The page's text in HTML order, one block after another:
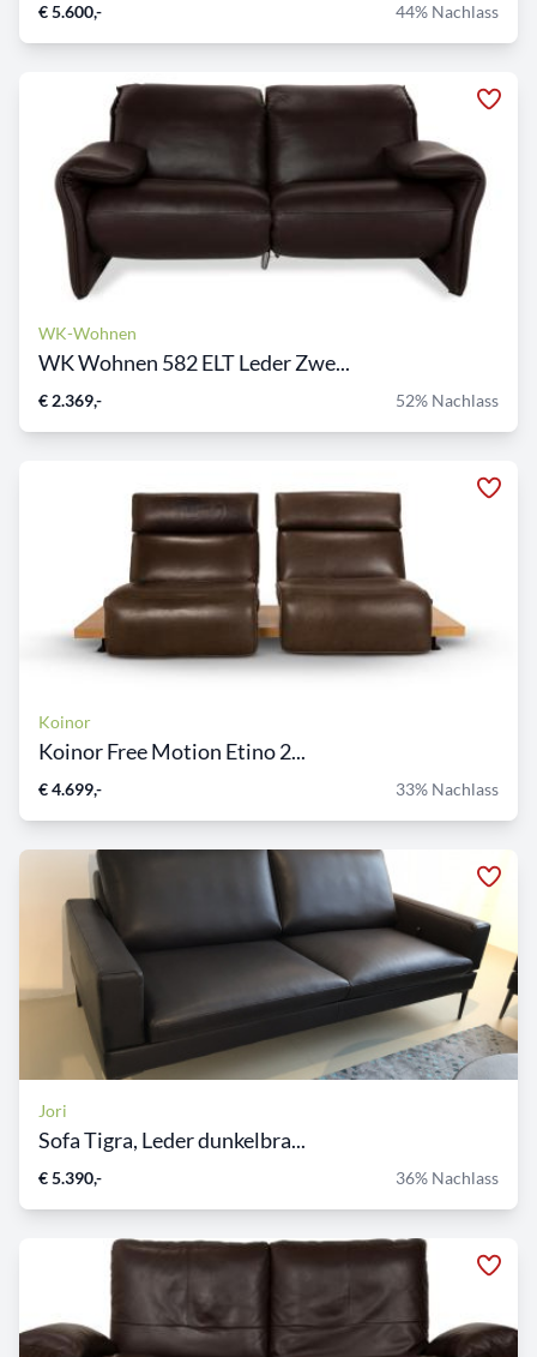
€ 5.600,- 44% Nachlass
WK-Wohnen
WK Wohnen 582 ELT Leder Zwe...
€ 2.369,- 52% Nachlass
Koinor
Koinor Free Motion Etino 2...
€ 4.699,- 33% Nachlass
Jori
Sofa Tigra, Leder dunkelbra...
€ 5.390,- 36% Nachlass